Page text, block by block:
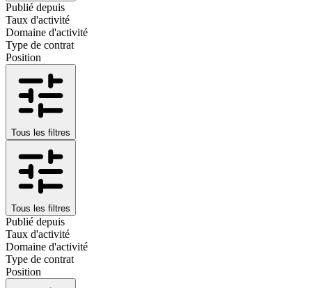
Publié depuis
Taux d'activité
Domaine d'activité
Type de contrat
Position
Tous les filtres
Tous les filtres
Publié depuis
Taux d'activité
Domaine d'activité
Type de contrat
Position